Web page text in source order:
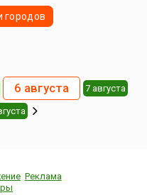
городов
6 августа 7 августа
Реклама